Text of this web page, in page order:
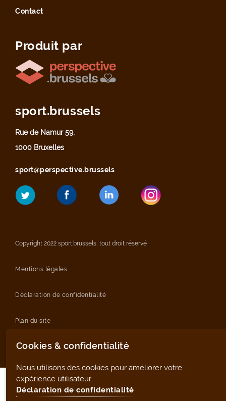
Contact
Produit par
sport.brussels
Rue de Namur 59,
1000 Bruxelles
sport@perspective.brussels
Copyright 2022 sport.brussels, tout droit réservé
Mentions légales
Déclaration de confidentialité
Plan du site
Outil de gestion (pour les clubs et infrastructures)
Cookies & confidentialité
Nous utilisons des cookies pour améliorer votre
expérience utilisateur.
Déclaration de confidentialité